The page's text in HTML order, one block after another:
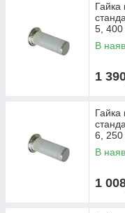
Гайка
5, 400
В
1
Гайка
6,
В
1